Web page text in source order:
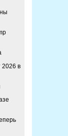
2026 в